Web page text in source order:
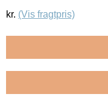
kr. (Vis fragtpris)